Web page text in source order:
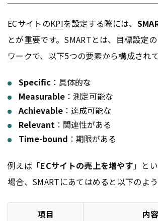
ECサイトのKPIを設定する際には、
とが重要です。SMARTとは、目標設定
ワークで、以下5つの要素から構成されて
Specific ：具体的な
Measurable ：測定可能な
Achievable ：達成可能な
Relevant ：関連性がある
Time-bound ：期限がある
例えば「ECサイトの売上を増やす」と
場合、SMARTにあてはめると以下のよう
項目
内容